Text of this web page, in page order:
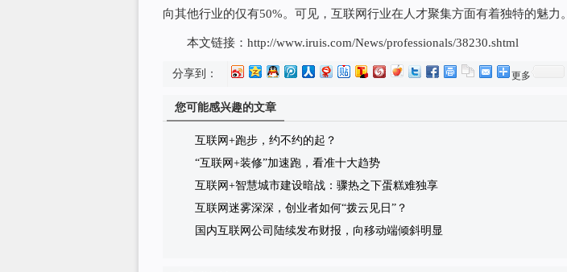
向其他行业的仅有50%。可见，互联网行业在人才聚集方面有着独特的魅力。
本文链接：http://www.iruis.com/News/professionals/38230.shtml
分享到： 更多
您可能感兴趣的文章
互联网+跑步，约不约的起？
“互联网+装修”加速跑，看准十大趋势
互联网+智慧城市建设暗战：骤热之下蛋糕难独享
互联网迷雾深深，创业者如何“拨云见日”？
国内互联网公司陆续发布财报，向移动端倾斜明显